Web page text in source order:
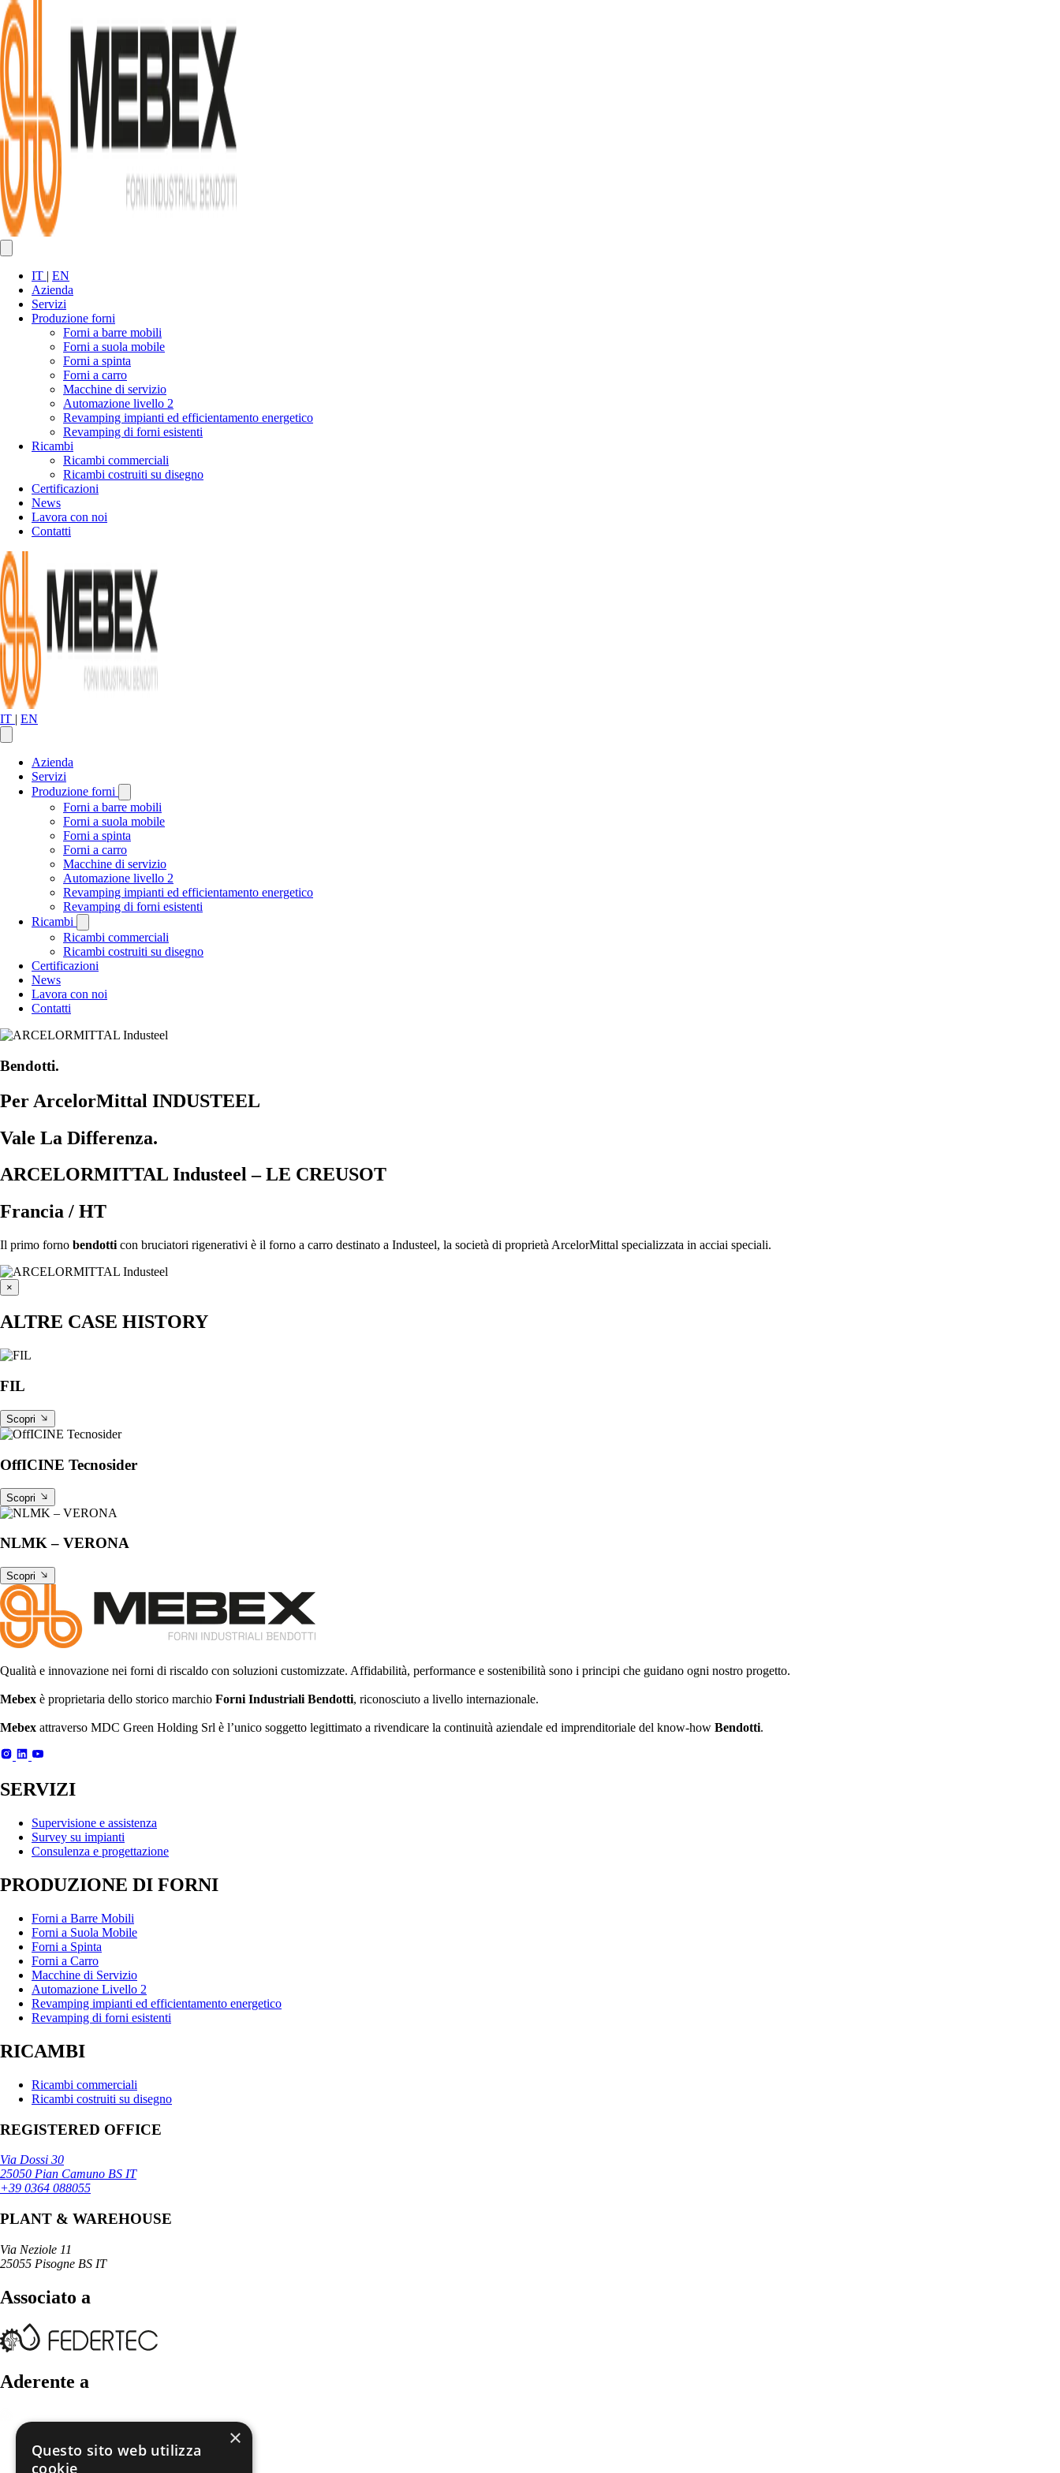
IT | EN
Azienda
Servizi
Produzione forni
Forni a barre mobili
Forni a suola mobile
Forni a spinta
Forni a carro
Macchine di servizio
Automazione livello 2
Revamping impianti ed efficientamento energetico
Revamping di forni esistenti
Ricambi
Ricambi commerciali
Ricambi costruiti su disegno
Certificazioni
News
Lavora con noi
Contatti
IT | EN
Azienda
Servizi
Produzione forni
Forni a barre mobili
Forni a suola mobile
Forni a spinta
Forni a carro
Macchine di servizio
Automazione livello 2
Revamping impianti ed efficientamento energetico
Revamping di forni esistenti
Ricambi
Ricambi commerciali
Ricambi costruiti su disegno
Certificazioni
News
Lavora con noi
Contatti
Bendotti.
Per ArcelorMittal INDUSTEEL
Vale La Differenza.
ARCELORMITTAL Industeel – LE CREUSOT
Francia / HT
Il primo forno bendotti con bruciatori rigenerativi è il forno a carro destinato a Industeel, la società di proprietà ArcelorMittal specializzata in acciai speciali.
×
ALTRE CASE HISTORY
FIL
Scopri
OffICINE Tecnosider
Scopri
NLMK – VERONA
Scopri
Qualità e innovazione nei forni di riscaldo con soluzioni customizzate. Affidabilità, performance e sostenibilità sono i principi che guidano ogni nostro progetto.
Mebex è proprietaria dello storico marchio Forni Industriali Bendotti, riconosciuto a livello internazionale.
Mebex attraverso MDC Green Holding Srl è l’unico soggetto legittimato a rivendicare la continuità aziendale ed imprenditoriale del know-how Bendotti.
SERVIZI
Supervisione e assistenza
Survey su impianti
Consulenza e progettazione
PRODUZIONE DI FORNI
Forni a Barre Mobili
Forni a Suola Mobile
Forni a Spinta
Forni a Carro
Macchine di Servizio
Automazione Livello 2
Revamping impianti ed efficientamento energetico
Revamping di forni esistenti
RICAMBI
Ricambi commerciali
Ricambi costruiti su disegno
REGISTERED OFFICE
Via Dossi 30
25050 Pian Camuno BS IT
+39 0364 088055
PLANT & WAREHOUSE
Via Neziole 11
25055 Pisogne BS IT
Associato a
Aderente a
×
Questo sito web utilizza
cookie